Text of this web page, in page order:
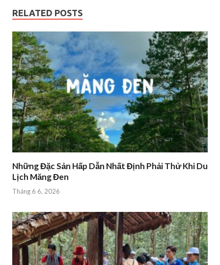
RELATED POSTS
Những Đặc Sản Hấp Dẫn Nhất Định Phải Thử Khi Du
Lịch Măng Đen
Tháng 6 6, 2026